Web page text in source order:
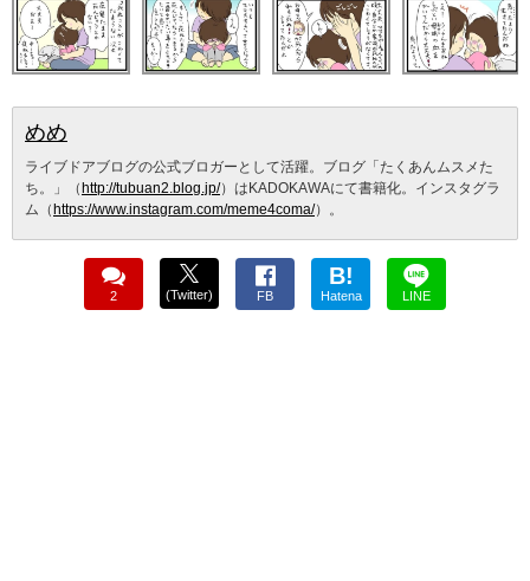
めめ
ライブドアブログの公式ブロガーとして活躍。ブログ「たくあんムスメた
ち。」（ http://tubuan2.blog.jp/）はKADOKAWAにて書籍化。インスタグラ
ム（ https://www.instagram.com/meme4coma/）。
2 (Twitter) FB
B!
Hatena LINE